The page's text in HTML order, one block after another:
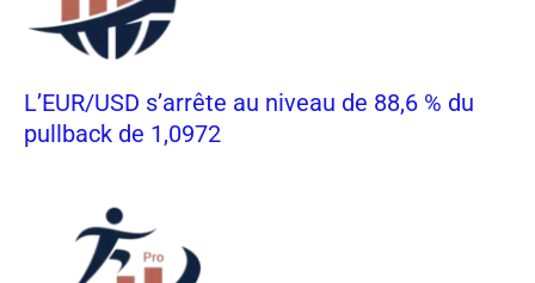
L’EUR/USD s’arrête au niveau de 88,6 % du
pullback de 1,0972